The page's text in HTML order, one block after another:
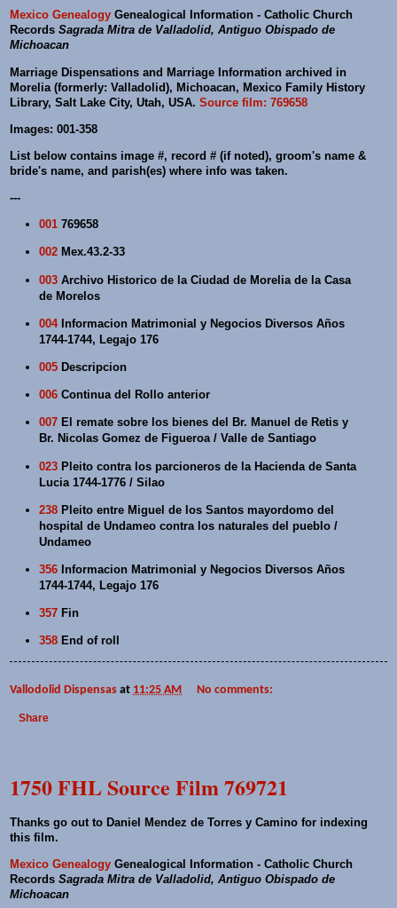
Mexico Genealogy Genealogical Information - Catholic Church
Records Sagrada Mitra de Valladolid, Antiguo Obispado de
Michoacan
Marriage Dispensations and Marriage Information archived in
Morelia (formerly: Valladolid), Michoacan, Mexico Family History
Library, Salt Lake City, Utah, USA. Source film: 769658
Images: 001-358
List below contains image #, record # (if noted), groom's name &
bride's name, and parish(es) where info was taken.
---
001 769658
002 Mex.43.2-33
003 Archivo Historico de la Ciudad de Morelia de la Casa
de Morelos
004Informacion Matrimonial y Negocios Diversos Años
1744-1744, Legajo 176
005 Descripcion
006 Continua del Rollo anterior
007 El remate sobre los bienes del Br. Manuel de Retis y
Br. Nicolas Gomez de Figueroa / Valle de Santiago
023 Pleito contra los parcioneros de la Hacienda de Santa
Lucia 1744-1776 / Silao
238 Pleito entre Miguel de los Santos mayordomo del
hospital de Undameo contra los naturales del pueblo /
Undameo
356 Informacion Matrimonial y Negocios Diversos Años
1744-1744, Legajo 176
357 Fin
358 End of roll
Vallodolid Dispensas at 11:25 AM No comments:
Share
1750 FHL Source Film 769721
Thanks go out to Daniel Mendez de Torres y Camino for indexing
this film.
Mexico Genealogy Genealogical Information - Catholic Church
Records Sagrada Mitra de Valladolid, Antiguo Obispado de
Michoacan